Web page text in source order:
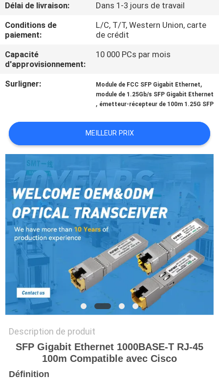
DE
QUALITÉ
CONTACTEZ-
NOUS
DEMANDEZ
UNE
CITATION
PLAN
DU
SITE
POLITIQUE
DE
CONFIDENTIALITÉ
Délai de livraison:
Dans 1-3 jours de travail
Conditions de
paiement:
L/C, T/T, Western Union, carte
de crédit
Capacité
d'approvisionnement:
10 000 PCs par mois
Surligner: Module de FCC SFP Gigabit Ethernet,
module de 1.25Gb/s SFP Gigabit Ethernet
, émetteur-récepteur de 100m 1.25G SFP
MEILLEUR PRIX
Description de produit
SFP Gigabit Ethernet 1000BASE-T RJ-45
100m Compatible avec Cisco
Définition